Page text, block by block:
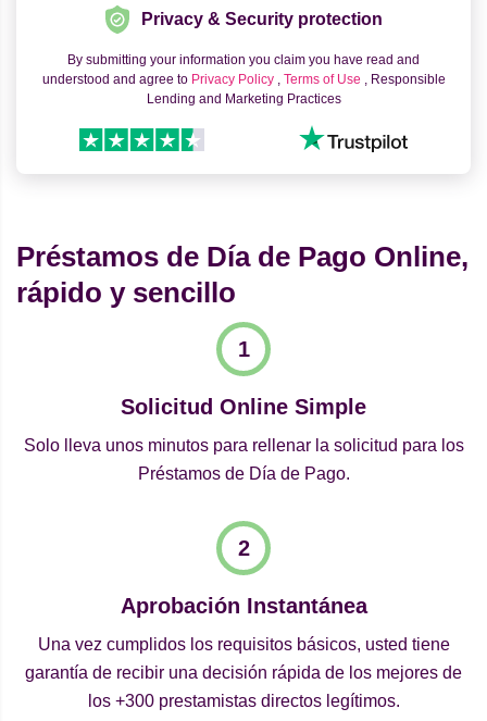
Privacy & Security protection
By submitting your information you claim you have read and
understood and agree to Privacy Policy , Terms of Use , Responsible
Lending and Marketing Practices
Préstamos de Día de Pago Online,
rápido y sencillo
Solicitud Online Simple
Solo lleva unos minutos para rellenar la solicitud para los
Préstamos de Día de Pago.
Aprobación Instantánea
Una vez cumplidos los requisitos básicos, usted tiene
garantía de recibir una decisión rápida de los mejores de
los +300 prestamistas directos legítimos.